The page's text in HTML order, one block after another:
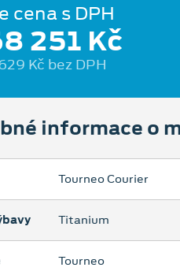
cena s DPH
251 Kč
Kč bez DPH
informace o
Tourneo Courier
Titanium
Tourneo